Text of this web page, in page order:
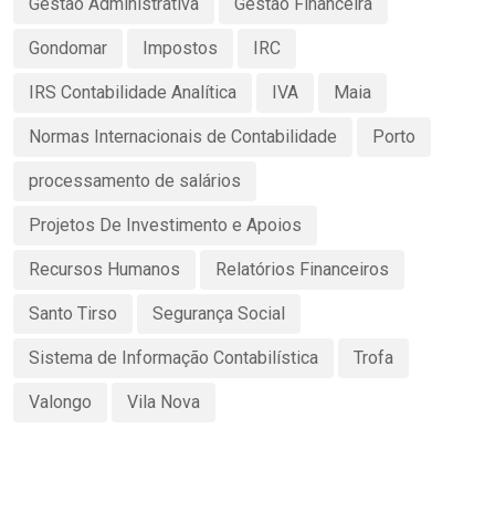
Gestão Administrativa Gestão Financeira
Gondomar Impostos IRC
IRS Contabilidade Analítica IVA Maia
Normas Internacionais de Contabilidade Porto
processamento de salários
Projetos De Investimento e Apoios
Recursos Humanos Relatórios Financeiros
Santo Tirso Segurança Social
Sistema de Informação Contabilística Trofa
Valongo Vila Nova